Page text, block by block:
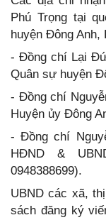
Phú Trọng tại
huyện Đông Anh,
- Đồng chí Lại
Quân sự huyện
- Đồng chí
Huyện ủy Đông
- Đồng chí
HĐND &
0948388699).
UBND các xã,
sách đăng ký